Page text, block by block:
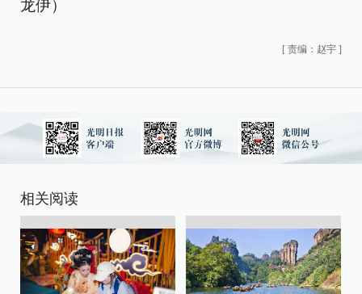
龙伊）
[ 责编：赵宇 ]
相关阅读